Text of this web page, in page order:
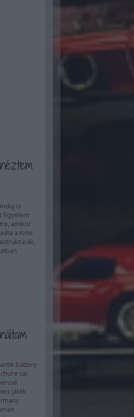
is
figyelem
amikor
a Krím
antik battery
car
játék